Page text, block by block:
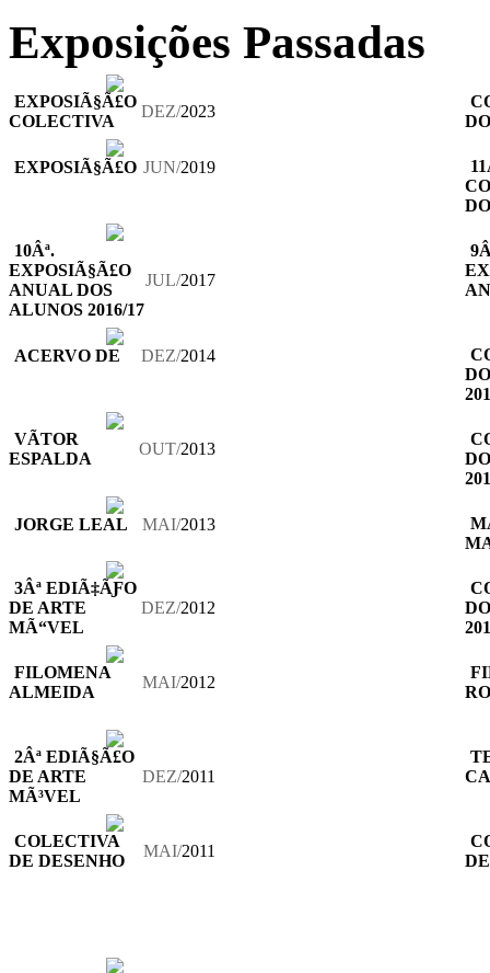
Exposições Passadas
EXPOSIÃ§Ã£O
COLECTIVA
DEZ/2023
EXPOSIÃ§Ã£O JUN/2019
10Âª.
EXPOSIÃ§Ã£O
ANUAL DOS
ALUNOS 2016/17
JUL/2017
ACERVO DE DEZ/2014
VÃ­TOR
ESPALDA
OUT/2013
JORGE LEAL MAI/2013
3Âª EDIÃ‡ÃƑO
DE ARTE
MÃ“VEL
DEZ/2012
FILOMENA
ALMEIDA
MAI/2012
2Âª EDIÃ§Ã£O
DE ARTE
MÃ³VEL
DEZ/2011
COLECTIVA
DE DESENHO
MAI/2011